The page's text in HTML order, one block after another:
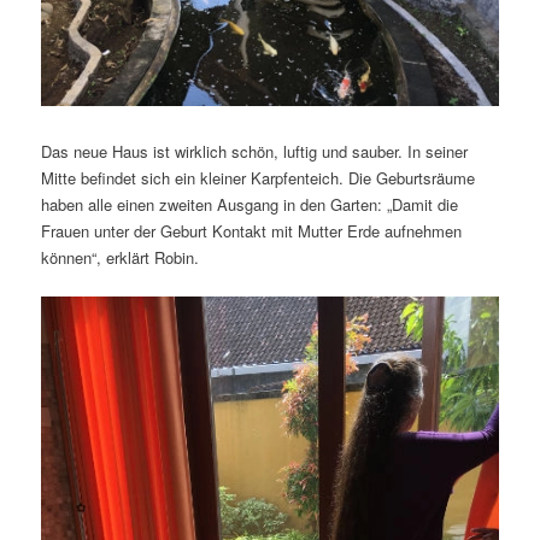
Das neue Haus ist wirklich schön, luftig und sauber. In seiner
Mitte befindet sich ein kleiner Karpfenteich. Die Geburtsräume
haben alle einen zweiten Ausgang in den Garten: „Damit die
Frauen unter der Geburt Kontakt mit Mutter Erde aufnehmen
können“, erklärt Robin.